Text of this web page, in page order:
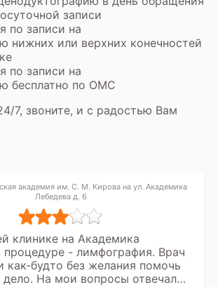
записи
по записи на
нижних или верхних конечностей
по записи на
бесплатно по ОМС
7, звоните, и с радостью Вам
академия им. С. М. Кирова на ул. Академика
Лебедева д. 6
клинике на Академика
процедуре - лимфография. Врач
как-будто без желания помочь
дело. На мои вопросы отвечала